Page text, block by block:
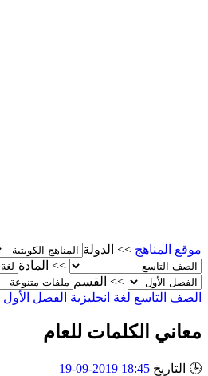
موقع المناهج >> الدولة
>>
المادة
>>
القسم
الصف التاسع لغة انجليزية الفصل الأول
معاني الكلمات للعام
🕒 التاريخ 18:45 2019-09-19